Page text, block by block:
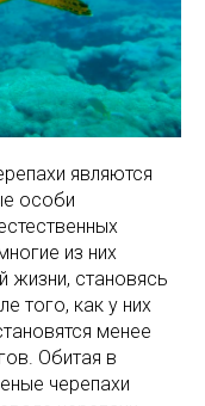
являются
особи
из них
жизни, становясь
того, как у них
менее
Обитая в
черепахи